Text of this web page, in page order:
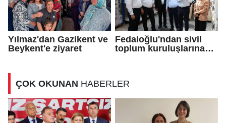
Yılmaz'dan Gazikent ve
Beykent'e ziyaret
Fedaioğlu'ndan sivil
toplum kuruluşlarına
ÇOK OKUNAN HABERLER